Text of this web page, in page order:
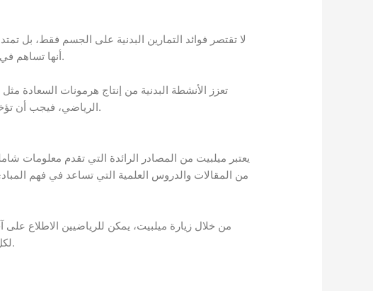
لا تقتصر فوائد التمارين البدنية على الجسم فقط، بل
أنها تساهم في تحسين التركيز والذاكرة، مما يعزز من الأداء الرياضي في المنافسات التي تتطلب تفاعلًا وتواصلًا مستمرين.
تعزز الأنشطة البدنية من إنتاج هرمونات السعادة
الرياضي، فيجب أن تؤخذ الفوائد النفسية في الاعتبار، حيث أن العقل الجاهز يلعب دورًا كبيرًا في تحقيق النجاح في أي نشاط بدني.
يعتبر ميلبيت من المصادر الرائدة التي تقدم معلومات
من المقالات والدروس العلمية التي تساعد في فهم
من خلال زيارة ميلبيت، يمكن للرياضيين الاطلاع على
لكل من يسعى لتحقيق تطوير شامل في مسيرته الرياضية من خلال استراتيجيات مبنية على أسس علمية ثابتة.